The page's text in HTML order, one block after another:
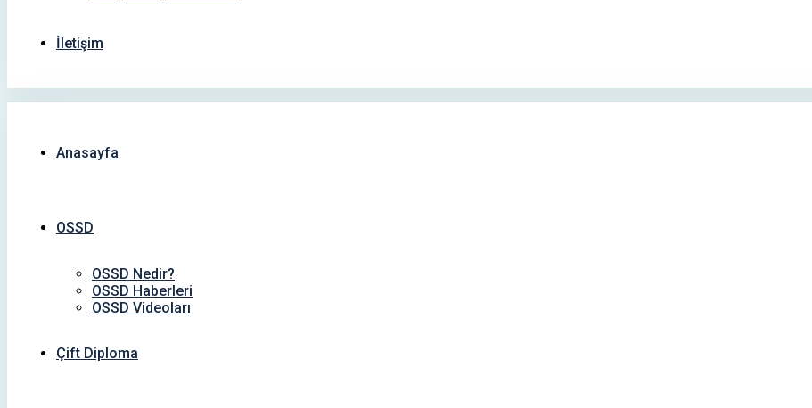
İletişim
Anasayfa
OSSD
OSSD Nedir?
OSSD Haberleri
OSSD Videoları
Çift Diploma